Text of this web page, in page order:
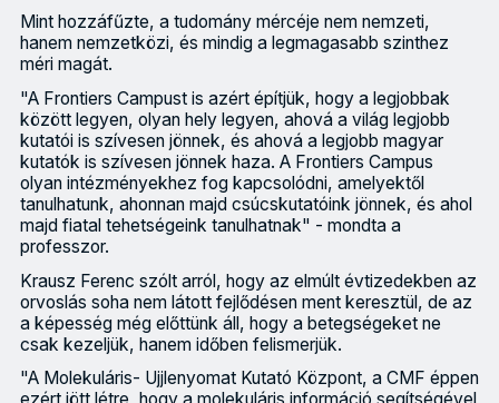
Mint hozzáfűzte, a tudomány mércéje nem nemzeti,
hanem nemzetközi, és mindig a legmagasabb szinthez
méri magát.
"A Frontiers Campust is azért építjük, hogy a legjobbak
között legyen, olyan hely legyen, ahová a világ legjobb
kutatói is szívesen jönnek, és ahová a legjobb magyar
kutatók is szívesen jönnek haza. A Frontiers Campus
olyan intézményekhez fog kapcsolódni, amelyektől
tanulhatunk, ahonnan majd csúcskutatóink jönnek, és ahol
majd fiatal tehetségeink tanulhatnak" - mondta a
professzor.
Krausz Ferenc szólt arról, hogy az elmúlt évtizedekben az
orvoslás soha nem látott fejlődésen ment keresztül, de az
a képesség még előttünk áll, hogy a betegségeket ne
csak kezeljük, hanem időben felismerjük.
"A Molekuláris- Ujjlenyomat Kutató Központ, a CMF éppen